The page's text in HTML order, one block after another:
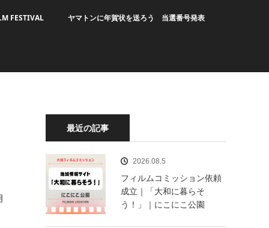
FESTIVAL ヤマトンに年賀状を送ろう 当選番号発表
最近の記事
2026.08.5
フィルムコミッション依頼
成立｜「大和に暮らそ
う！」｜にこにこ公園